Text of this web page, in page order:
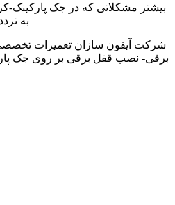
بیشتر مشکلاتی که در جک
به
شرکت آیفون سازان تعمیرات
برقی- نصب قفل برقی بر روی جک